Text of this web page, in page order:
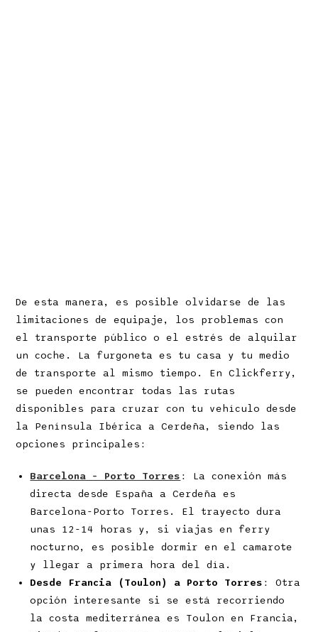
De esta manera, es posible olvidarse de las
limitaciones de equipaje, los problemas con
el transporte público o el estrés de alquilar
un coche. La furgoneta es tu casa y tu medio
de transporte al mismo tiempo. En Clickferry,
se pueden encontrar todas las rutas
disponibles para cruzar con tu vehículo desde
la Península Ibérica a Cerdeña, siendo las
opciones principales:
Barcelona – Porto Torres : La conexión más
directa desde España a Cerdeña es
Barcelona-Porto Torres. El trayecto dura
unas 12-14 horas y, si viajas en ferry
nocturno, es posible dormir en el camarote
y llegar a primera hora del día.
Desde Francia (Toulon) a Porto Torres : Otra
opción interesante si se está recorriendo
la costa mediterránea es Toulon en Francia,